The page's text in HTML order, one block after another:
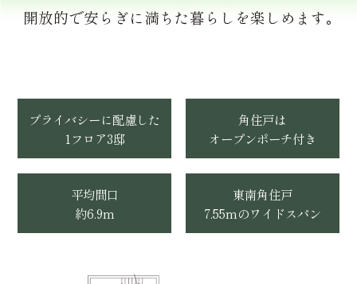
開放的で安らぎに満ちた暮らしを楽しめます｡
プライバシーに配慮した
1フロア3邸
角住戸は
オープンポーチ付き
平均間口
約6.9m
東南角住戸
7.55mのワイドスパン